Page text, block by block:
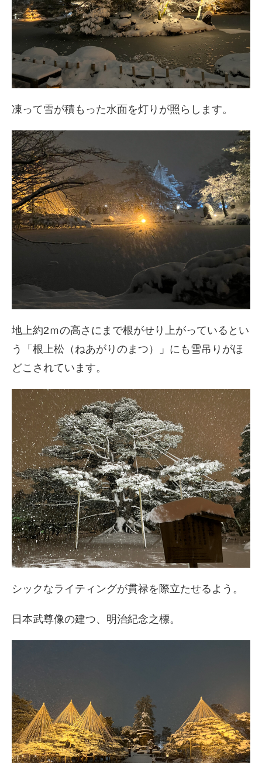
凍って雪が積もった水面を灯りが照らします。
地上約2ｍの高さにまで根がせり上がっているとい
う「根上松（ねあがりのまつ）」にも雪吊りがほ
どこされています。
シックなライティングが貫禄を際立たせるよう。
日本武尊像の建つ、明治紀念之標。